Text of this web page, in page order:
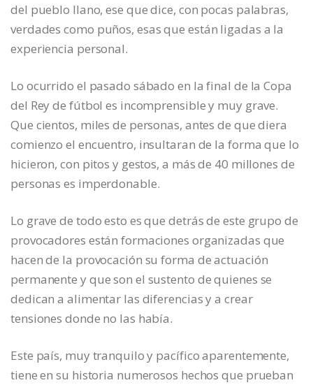
del pueblo llano, ese que dice, con pocas palabras,
verdades como puños, esas que están ligadas a la
experiencia personal.
Lo ocurrido el pasado sábado en la final de la Copa
del Rey de fútbol es incomprensible y muy grave.
Que cientos, miles de personas, antes de que diera
comienzo el encuentro, insultaran de la forma que lo
hicieron, con pitos y gestos, a más de 40 millones de
personas es imperdonable.
Lo grave de todo esto es que detrás de este grupo de
provocadores están formaciones organizadas que
hacen de la provocación su forma de actuación
permanente y que son el sustento de quienes se
dedican a alimentar las diferencias y a crear
tensiones donde no las había.
Este país, muy tranquilo y pacífico aparentemente,
tiene en su historia numerosos hechos que prueban